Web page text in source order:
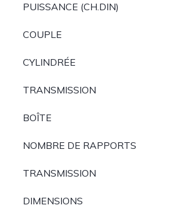
PUISSANCE (CH.DIN)
COUPLE
CYLINDRÉE
TRANSMISSION
BOÎTE
NOMBRE DE RAPPORTS
TRANSMISSION
DIMENSIONS